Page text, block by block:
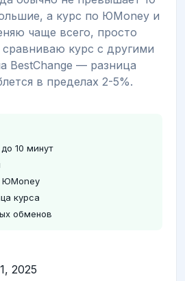
а курс по ЮMoney и
чаще всего, просто
курс с другими
BestChange — разница
в пределах 2-5%.
10 минут
ЮMoney
курса
обменов
2025